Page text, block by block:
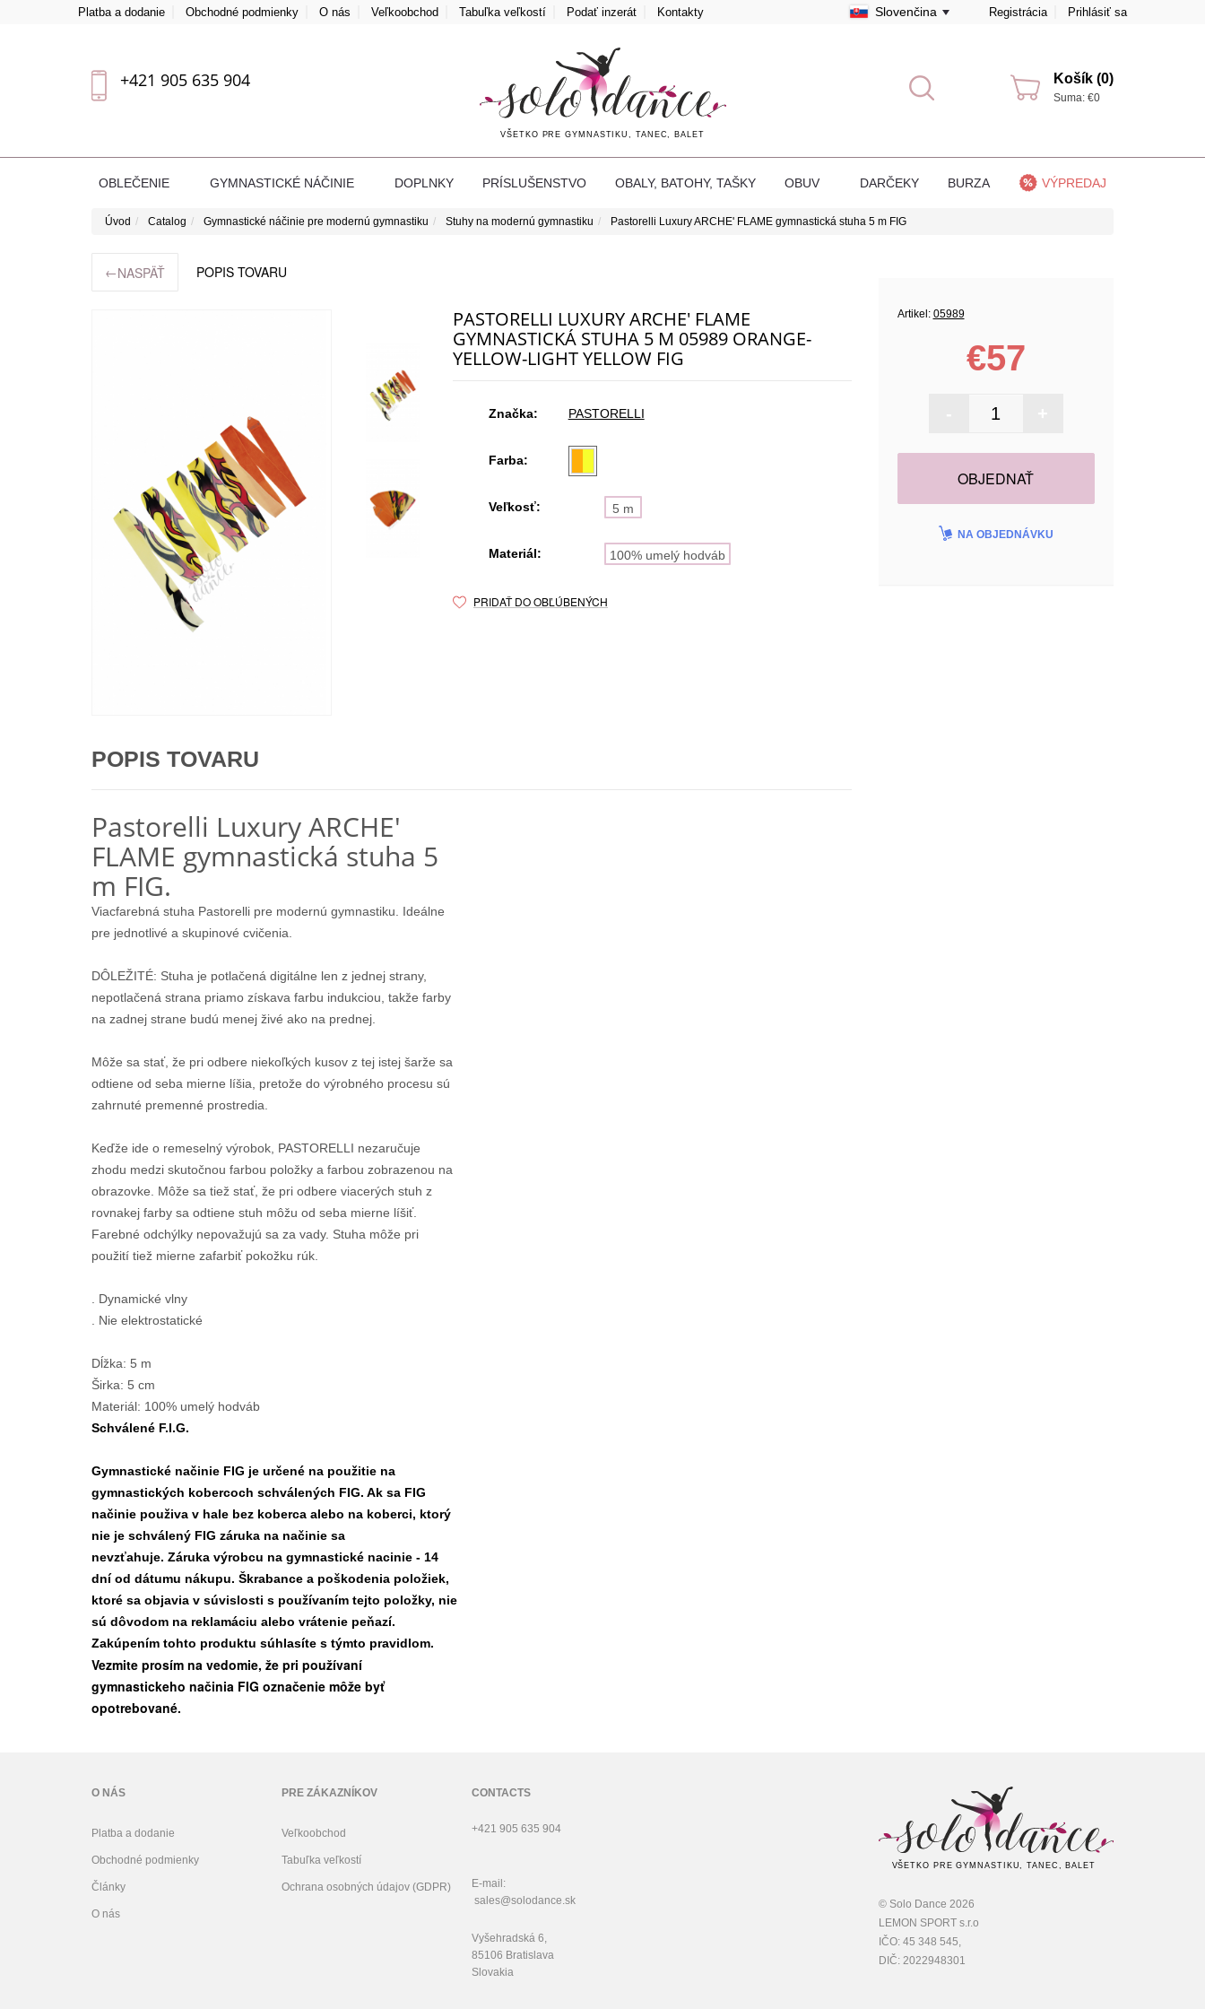
Platba a dodanie Obchodné podmienky O nás Veľkoobchod Tabuľka veľkostí Podať inzerát Kontakty Slovenčina Registrácia Prihlásiť sa
+421 905 635 904
VŠETKO PRE GYMNASTIKU, TANEC, BALET
Košík (0)
Suma: €0
OBLEČENIE GYMNASTICKÉ NÁČINIE DOPLNKY PRÍSLUŠENSTVO OBALY, BATOHY, TAŠKY OBUV DARČEKY BURZA VÝPREDAJ
Úvod Catalog Gymnastické náčinie pre modernú gymnastiku Stuhy na modernú gymnastiku Pastorelli Luxury ARCHE' FLAME gymnastická stuha 5 m FIG
←NASPÄŤ POPIS TOVARU
PASTORELLI LUXURY ARCHE' FLAME
GYMNASTICKÁ STUHA 5 M 05989 ORANGE-
YELLOW-LIGHT YELLOW FIG
Značka: PASTORELLI
Farba:
Veľkosť: 5 m
Materiál: 100% umelý hodváb
PRIDAŤ DO OBĽÚBENÝCH
POPIS TOVARU
Pastorelli Luxury ARCHE'
FLAME gymnastická stuha 5
m FIG.
Viacfarebná stuha Pastorelli pre modernú gymnastiku. Ideálne
pre jednotlivé a skupinové cvičenia.
DÔLEŽITÉ: Stuha je potlačená digitálne len z jednej strany,
nepotlačená strana priamo získava farbu indukciou, takže farby
na zadnej strane budú menej živé ako na prednej.
Môže sa stať, že pri odbere niekoľkých kusov z tej istej šarže sa
odtiene od seba mierne líšia, pretože do výrobného procesu sú
zahrnuté premenné prostredia.
Keďže ide o remeselný výrobok, PASTORELLI nezaručuje
zhodu medzi skutočnou farbou položky a farbou zobrazenou na
obrazovke. Môže sa tiež stať, že pri odbere viacerých stuh z
rovnakej farby sa odtiene stuh môžu od seba mierne líšiť.
Farebné odchýlky nepovažujú sa za vady. Stuha môže pri
použití tiež mierne zafarbiť pokožku rúk.
. Dynamické vlny
. Nie elektrostatické
Dĺžka: 5 m
Širka: 5 cm
Materiál: 100% umelý hodváb
Schválené F.I.G.
Gymnastické načinie FIG je určené na použitie na
gymnastických kobercoch schválených FIG. Ak sa FIG
načinie použiva v hale bez koberca alebo na koberci, ktorý
nie je schválený FIG záruka na načinie sa
nevzťahuje. Záruka výrobcu na gymnastické nacinie - 14
dní od dátumu nákupu. Škrabance a poškodenia položiek,
ktoré sa objavia v súvislosti s používaním tejto položky, nie
sú dôvodom na reklamáciu alebo vrátenie peňazí.
Zakúpením tohto produktu súhlasíte s týmto pravidlom.
Vezmite prosím na vedomie, že pri používaní
gymnastickeho načinia FIG označenie môže byť
opotrebované.
Artikel: 05989
€57
OBJEDNAŤ
NA OBJEDNÁVKU
O NÁS
Platba a dodanie
Obchodné podmienky
Články
O nás
PRE ZÁKAZNÍKOV
Veľkoobchod
Tabuľka veľkostí
Ochrana osobných údajov (GDPR)
CONTACTS
+421 905 635 904
E-mail:
sales@solodance.sk
Vyšehradská 6,
85106 Bratislava
Slovakia
VŠETKO PRE GYMNASTIKU, TANEC, BALET
© Solo Dance 2026
LEMON SPORT s.r.o
IČO: 45 348 545,
DIČ: 2022948301